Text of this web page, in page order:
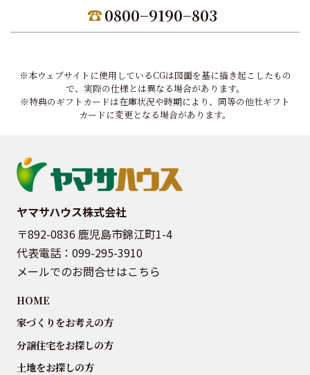
0800−9190−803
※本ウェブサイトに使用しているCGは図面を基に描き起こしたもの
で、実際の仕様とは異なる場合があります。
※特典のギフトカードは在庫状況や時期により、同等の他社ギフト
カードに変更となる場合があります。
ヤマサハウス株式会社
〒892-0836 鹿児島市錦江町1-4
代表電話： 099-295-3910
メールでのお問合せはこちら
HOME
家づくりをお考えの方
分譲住宅をお探しの方
土地をお探しの方